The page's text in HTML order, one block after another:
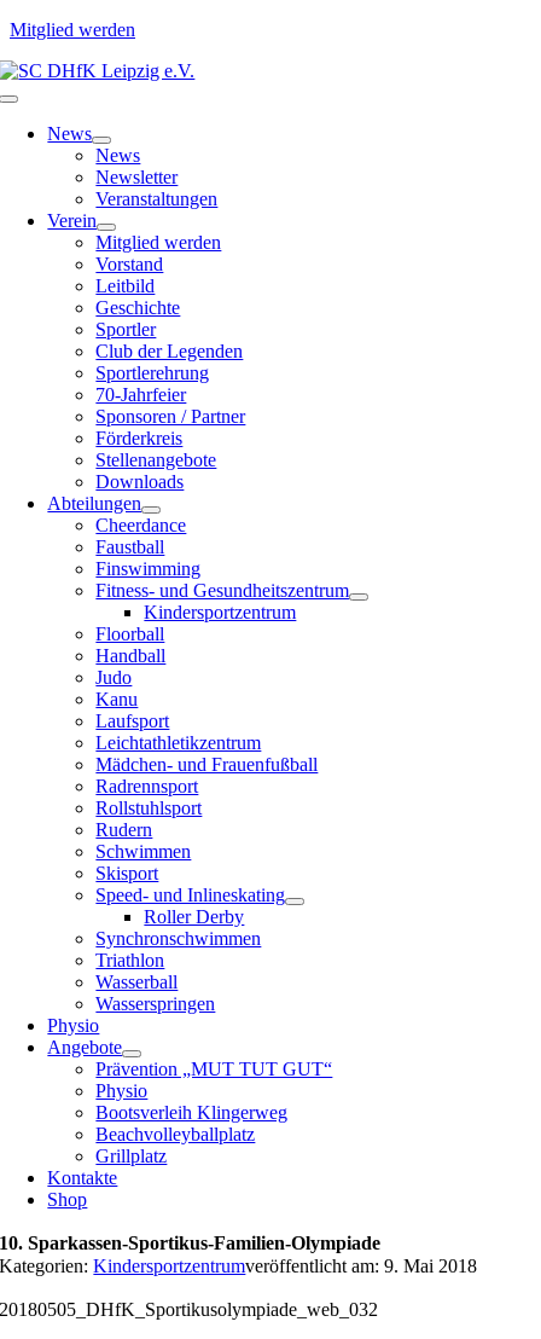
Mitglied werden
Zum
Inhalt
Toggle
NavigationNews
News
Newsletter
Veranstaltungen
Verein
Mitglied werden
Vorstand
Leitbild
Geschichte
Sportler
Club der Legenden
Sportlerehrung
70-Jahrfeier
Sponsoren / Partner
Förderkreis
Stellenangebote
Downloads
Abteilungen
Cheerdance
Faustball
Finswimming
Fitness- und Gesundheitszentrum
Kindersportzentrum
Floorball
Handball
Judo
Kanu
Laufsport
Leichtathletikzentrum
Mädchen- und Frauenfußball
Radrennsport
Rollstuhlsport
Rudern
Schwimmen
Skisport
Speed- und Inlineskating
Roller Derby
Synchronschwimmen
Triathlon
Wasserball
Wasserspringen
Physio
Angebote
Prävention „MUT TUT GUT“
Physio
Bootsverleih Klingerweg
Beachvolleyballplatz
Grillplatz
Kontakte
Shop
10. Sparkassen-Sportikus-Familien-Olympiade
Kategorien:Kindersportzentrumveröffentlicht am: 9. Mai 2018
20180505_DHfK_Sportikusolympiade_web_032